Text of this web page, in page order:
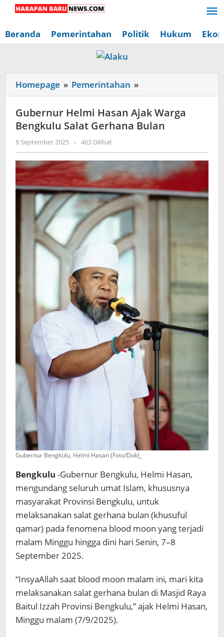
Lewati
konten
Beranda Pemerintahan Politik Hukum
Homepage » Pemerintahan »
Helmi
Hasan
Ajak
Salat
Gerhana
Bulan
Gubernur Helmi Hasan Ajak Warga
Bengkulu Salat Gerhana Bulan
8 September 2025 oleh
Redaksi
Harapan
News
- 463 Dilihat
Gubernur Bengkulu, Helmi Hasan (Foto/Dok)_
Bengkulu -Gubernur Bengkulu, Helmi Hasan,
mengundang seluruh umat Islam, khususnya
masyarakat Provinsi Bengkulu, untuk
melaksanakan salat gerhana bulan (khusuful
qamar) pada fenomena blood moon yang terjadi
malam Minggu hingga dini hari Senin, 7–8
September 2025.
“InsyaAllah saat blood moon malam ini, mari kita
melaksanakan salat gerhana bulan di Masjid Raya
Baitul Izzah Provinsi Bengkulu,” ajak Helmi Hasan,
Minggu malam (7/9/2025).